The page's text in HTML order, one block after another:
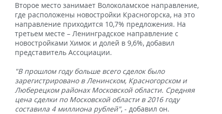
Второе место занимает Волоколамское направление,
где расположены новостройки Красногорска, на это
направление приходится 10,7% предложения. На
третьем месте – Ленинградское направление с
новостройками Химок и долей в 9,6%, добавил
представитель Ассоциации.
"В прошлом году больше всего сделок было
зарегистрировано в Ленинском, Красногорском и
Люберецком районах Московской области. Средняя
цена сделки по Московской области в 2016 году
составила 4 миллиона рублей", - добавил он.